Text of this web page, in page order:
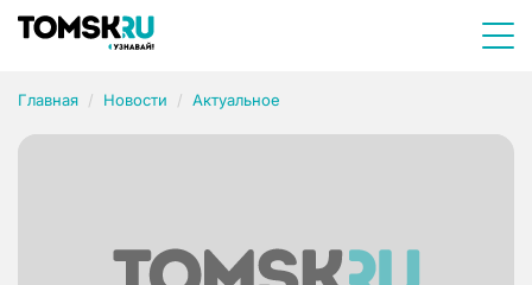
Главная Новости Актуальное